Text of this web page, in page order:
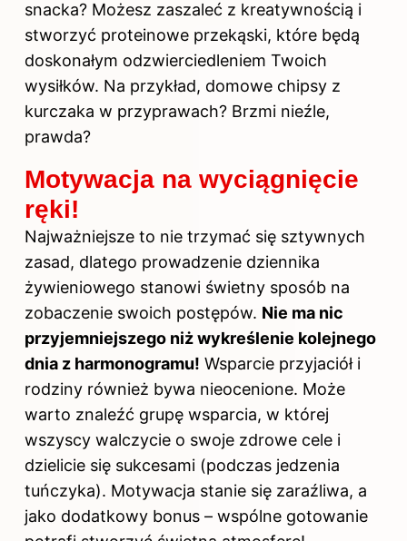
snacka? Możesz zaszaleć z kreatywnością i
stworzyć proteinowe przekąski, które będą
doskonałym odzwierciedleniem Twoich
wysiłków. Na przykład, domowe chipsy z
kurczaka w przyprawach? Brzmi nieźle,
prawda?
Motywacja na wyciągnięcie
ręki!
Najważniejsze to nie trzymać się sztywnych
zasad, dlatego prowadzenie dziennika
żywieniowego stanowi świetny sposób na
zobaczenie swoich postępów. Nie ma nic
przyjemniejszego niż wykreślenie kolejnego
dnia z harmonogramu! Wsparcie przyjaciół i
rodziny również bywa nieocenione. Może
warto znaleźć grupę wsparcia, w której
wszyscy walczycie o swoje zdrowe cele i
dzielicie się sukcesami (podczas jedzenia
tuńczyka). Motywacja stanie się zaraźliwa, a
jako dodatkowy bonus – wspólne gotowanie